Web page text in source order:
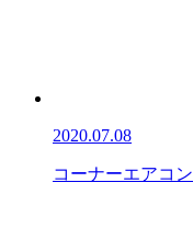
2020.07.08
コーナーエアコン